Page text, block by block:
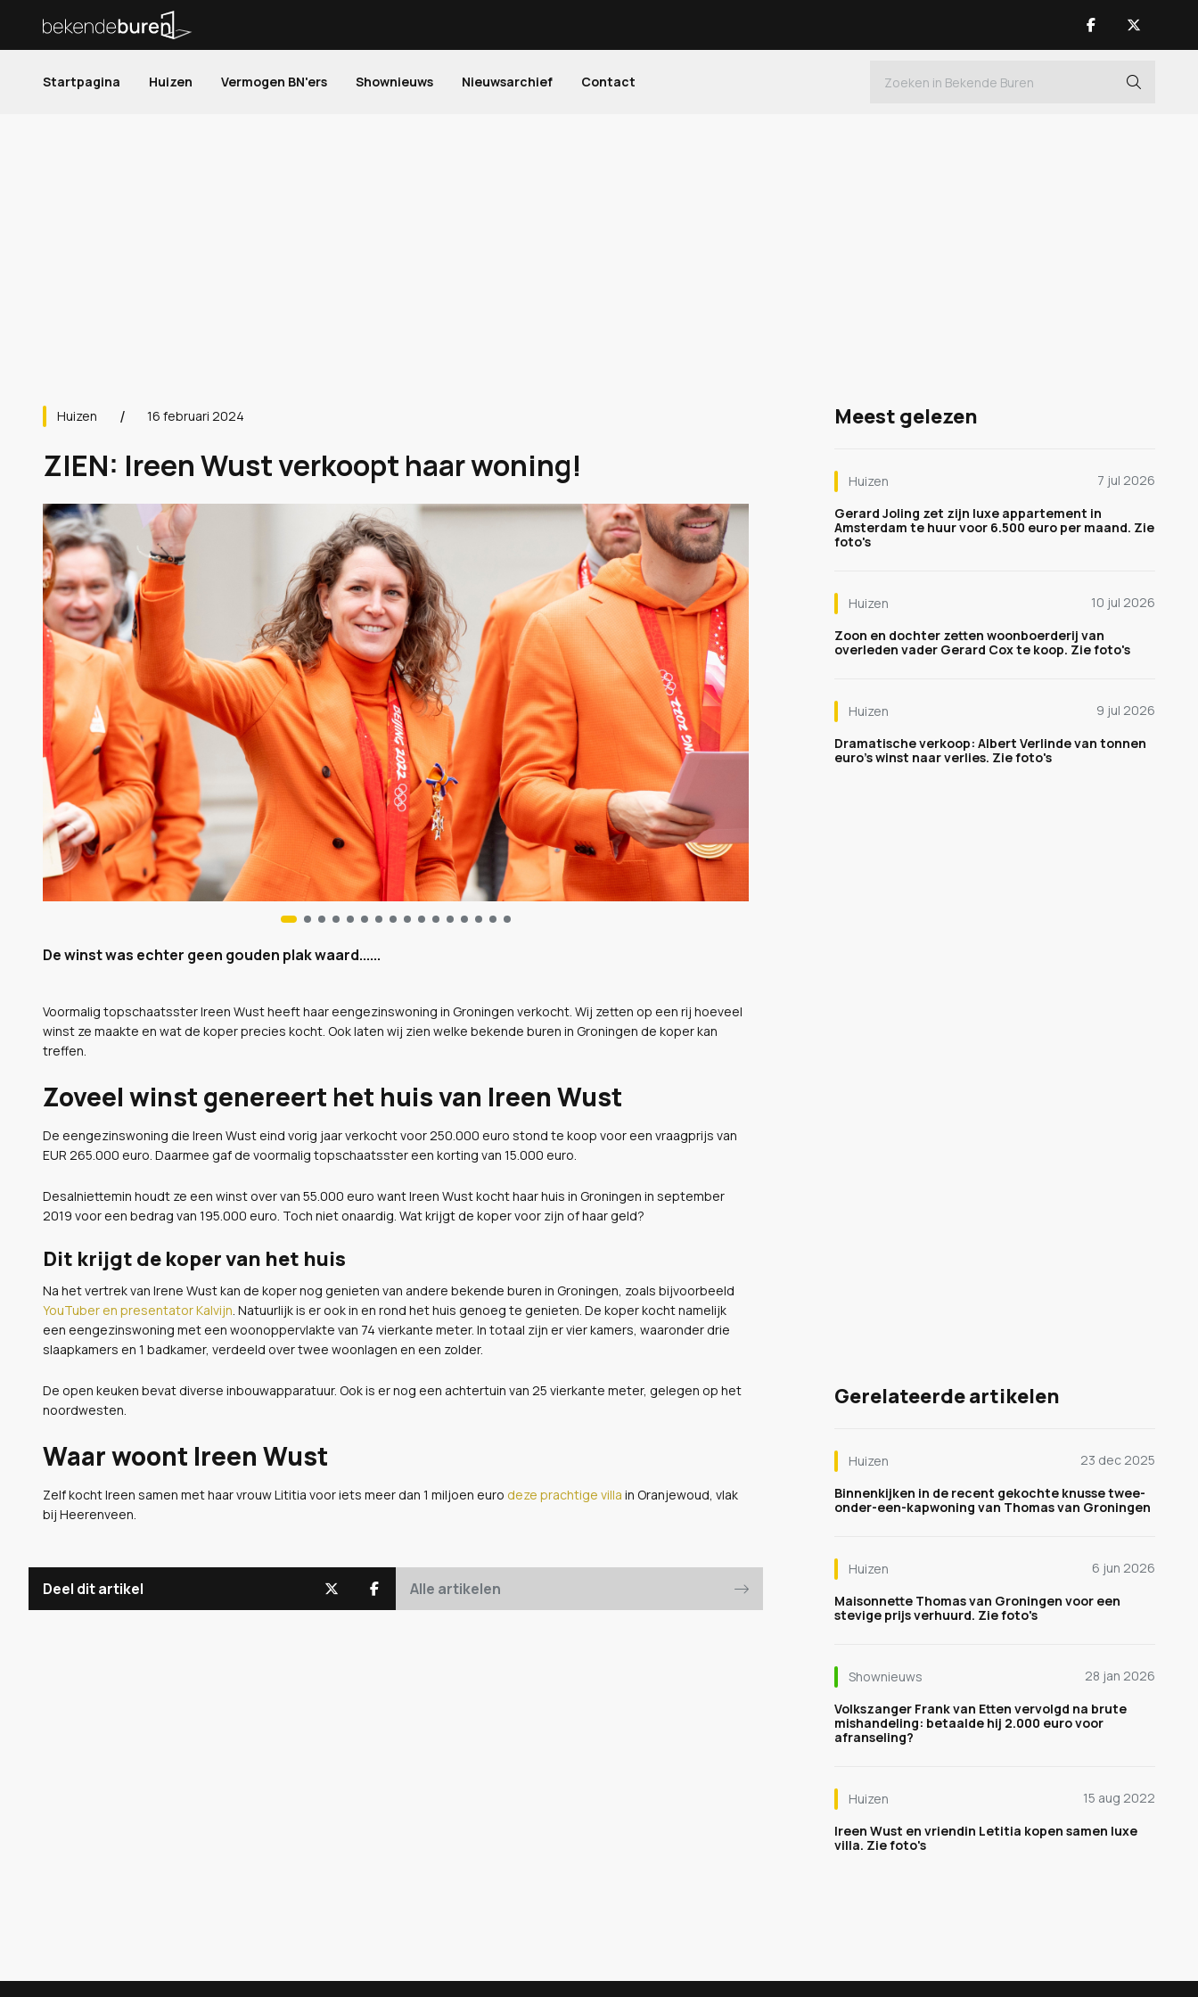
Startpagina Huizen Vermogen BN'ers Shownieuws Nieuwsarchief Contact
Huizen 16 februari 2024
ZIEN: Ireen Wust verkoopt haar woning!
De winst was echter geen gouden plak waard......
Voormalig topschaatsster Ireen Wust heeft haar eengezinswoning in Groningen verkocht. Wij zetten op een rij hoeveel
winst ze maakte en wat de koper precies kocht. Ook laten wij zien welke bekende buren in Groningen de koper kan
treffen.
Zoveel winst genereert het huis van Ireen Wust
De eengezinswoning die Ireen Wust eind vorig jaar verkocht voor 250.000 euro stond te koop voor een vraagprijs van
EUR 265.000 euro. Daarmee gaf de voormalig topschaatsster een korting van 15.000 euro.
Desalniettemin houdt ze een winst over van 55.000 euro want Ireen Wust kocht haar huis in Groningen in september
2019 voor een bedrag van 195.000 euro. Toch niet onaardig. Wat krijgt de koper voor zijn of haar geld?
Dit krijgt de koper van het huis
Na het vertrek van Irene Wust kan de koper nog genieten van andere bekende buren in Groningen, zoals bijvoorbeeld
YouTuber en presentator Kalvijn . Natuurlijk is er ook in en rond het huis genoeg te genieten. De koper kocht namelijk
een eengezinswoning met een woonoppervlakte van 74 vierkante meter. In totaal zijn er vier kamers, waaronder drie
slaapkamers en 1 badkamer, verdeeld over twee woonlagen en een zolder.
De open keuken bevat diverse inbouwapparatuur. Ook is er nog een achtertuin van 25 vierkante meter, gelegen op het
noordwesten.
Waar woont Ireen Wust
Zelf kocht Ireen samen met haar vrouw Lititia voor iets meer dan 1 miljoen euro deze prachtige villa in Oranjewoud, vlak
bij Heerenveen.
Deel dit artikel Alle artikelen
Meest gelezen
Huizen
7 jul 2026
Gerard Joling zet zijn luxe appartement in
Amsterdam te huur voor 6.500 euro per maand. Zie
foto's
Huizen
10 jul 2026
Zoon en dochter zetten woonboerderij van
overleden vader Gerard Cox te koop. Zie foto's
Huizen
9 jul 2026
Dramatische verkoop: Albert Verlinde van tonnen
euro's winst naar verlies. Zie foto's
Gerelateerde artikelen
Huizen
23 dec 2025
Binnenkijken in de recent gekochte knusse twee-
onder-een-kapwoning van Thomas van Groningen
Huizen
6 jun 2026
Maisonnette Thomas van Groningen voor een
stevige prijs verhuurd. Zie foto's
Shownieuws
28 jan 2026
Volkszanger Frank van Etten vervolgd na brute
mishandeling: betaalde hij 2.000 euro voor
afranseling?
Huizen
15 aug 2022
Ireen Wust en vriendin Letitia kopen samen luxe
villa. Zie foto's